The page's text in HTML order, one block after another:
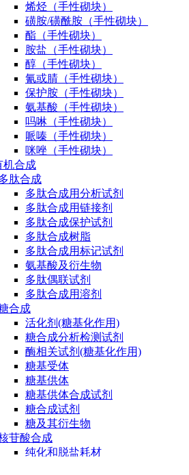
烯烃（手性砌块）
磺胺/磺酰胺（手性砌块）
酯（手性砌块）
胺盐（手性砌块）
醇（手性砌块）
氰或腈（手性砌块）
保护胺（手性砌块）
氨基酸（手性砌块）
吗啉（手性砌块）
哌嗪（手性砌块）
咪唑（手性砌块）
机合成
肽合成
多肽合成用分析试剂
多肽合成用链接剂
多肽合成保护试剂
多肽合成树脂
多肽合成用标记试剂
氨基酸及衍生物
多肽偶联试剂
多肽合成用溶剂
合成
活化剂(糖基化作用)
糖合成分析检测试剂
酶相关试剂(糖基化作用)
糖基受体
糖基供体
糖基供体合成试剂
糖合成试剂
糖及其衍生物
苷酸合成
纯化和脱盐耗材